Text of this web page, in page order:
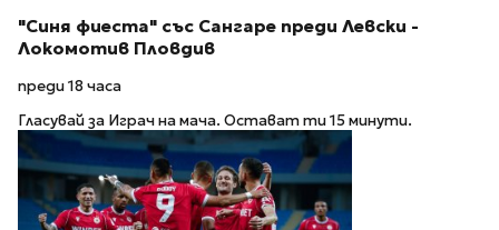
"Синя фиеста" със Сангаре преди Левски -
Локомотив Пловдив
преди 18 часа
Гласувай за Играч на мача. Остават ти 15 минути.